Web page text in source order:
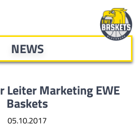
NEWS
Leiter Marketing EWE
Baskets
05.10.2017